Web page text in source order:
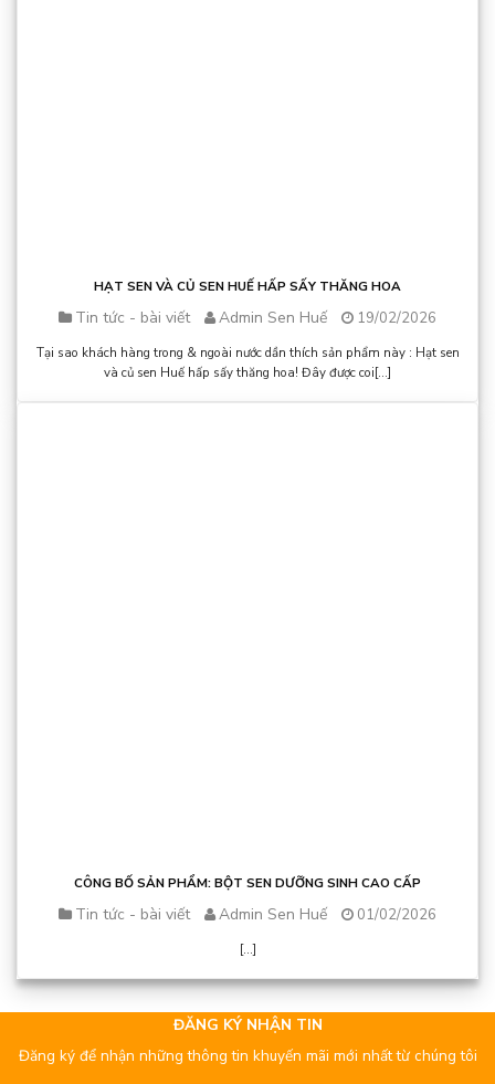
HẠT SEN VÀ CỦ SEN HUẾ HẤP SẤY THĂNG HOA
Tin tức - bài viết Admin Sen Huế 19/02/2026
Tại sao khách hàng trong & ngoài nước dần thích sản phẩm này : Hạt sen
và củ sen Huế hấp sấy thăng hoa! Đây được coi[...]
CÔNG BỐ SẢN PHẨM: BỘT SEN DƯỠNG SINH CAO CẤP
Tin tức - bài viết Admin Sen Huế 01/02/2026
[...]
ĐĂNG KÝ NHẬN TIN
Đăng ký để nhận những thông tin khuyến mãi mới nhất từ chúng tôi